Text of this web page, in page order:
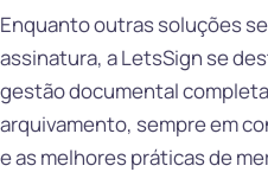
Enquanto outras soluções
assinatura, a LetsSign se
gestão documental
arquivamento, sempre em
e as melhores práticas de